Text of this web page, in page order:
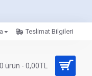
Teslimat Bilgileri
0 ürün - 0,00TL